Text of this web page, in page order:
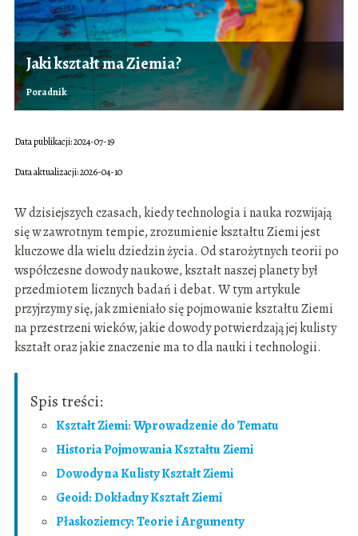
Jaki kształt ma Ziemia?
Poradnik
Data publikacji: 2024-07-19
Data aktualizacji: 2026-04-10
W dzisiejszych czasach, kiedy technologia i nauka rozwijają
się w zawrotnym tempie, zrozumienie kształtu Ziemi jest
kluczowe dla wielu dziedzin życia. Od starożytnych teorii po
współczesne dowody naukowe, kształt naszej planety był
przedmiotem licznych badań i debat. W tym artykule
przyjrzymy się, jak zmieniało się pojmowanie kształtu Ziemi
na przestrzeni wieków, jakie dowody potwierdzają jej kulisty
kształt oraz jakie znaczenie ma to dla nauki i technologii.
Spis treści:
Kształt Ziemi: Wprowadzenie do Tematu
Historia Pojmowania Kształtu Ziemi
Dowody na Kulisty Kształt Ziemi
Geoid: Dokładny Kształt Ziemi
Płaskoziemcy: Teorie i Argumenty